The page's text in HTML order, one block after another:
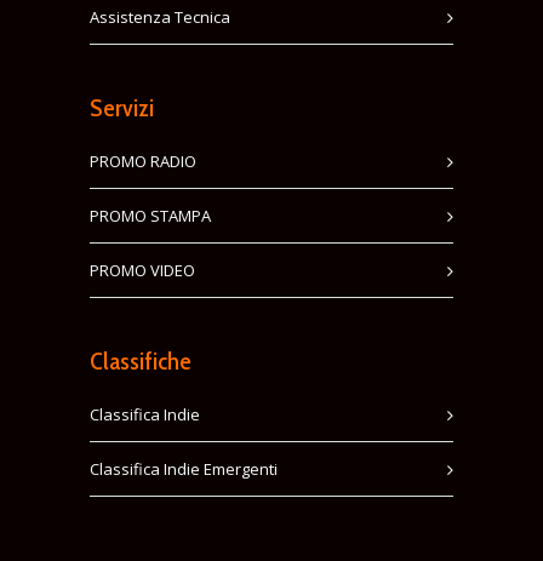
Assistenza Tecnica
Servizi
PROMO RADIO
PROMO STAMPA
PROMO VIDEO
Classifiche
Classifica Indie
Classifica Indie Emergenti